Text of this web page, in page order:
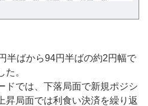
半ばから94円半ばの約2円幅で
た。
ドでは、下落局面で新規ポジシ
昇局面では利食い決済を繰り返